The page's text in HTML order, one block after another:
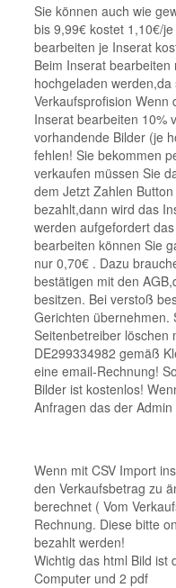
Sie können auch wie
bis 9,99€ kostet 1,10€/
bearbeiten je Inserat
Beim Inserat
hochgeladen
Verkaufsprofision Wenn
Inserat bearbeiten 10%
vorhandende Bilder (je
fehlen! Sie bekommen
verkaufen müssen Sie
dem Jetzt Zahlen
bezahlt,dann wird das
werden aufgefordert
bearbeiten können Sie
nur 0,70€ . Dazu
bestätigen mit den
besitzen. Bei verstoß
Gerichten übernehmen.
Seitenbetreiber löschen
DE299334982 gemäß
eine email-Rechnung!
Bilder ist kostenlos!
Anfragen das der
Wenn mit CSV Import
den Verkaufsbetrag zu
berechnet ( Vom
Rechnung. Diese bitte
bezahlt werden!
Wichtig das html Bild ist
Computer und 2 pdf